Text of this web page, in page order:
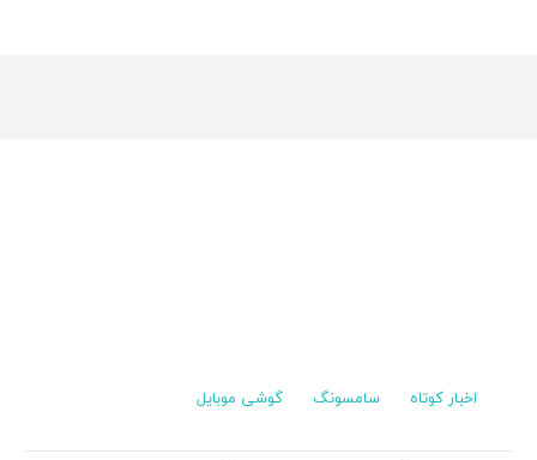
اخبار کوتاه سامسونگ گوشی موبایل